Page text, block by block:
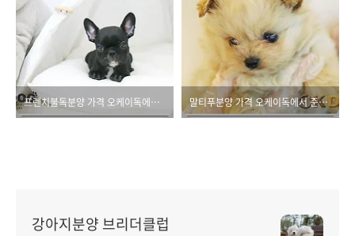
프렌치불독분양 가격 오케이독에서 약속해요!! 말티푸분양 가격 오케이독에서 준비해요~
강아지분양 브리더클럽